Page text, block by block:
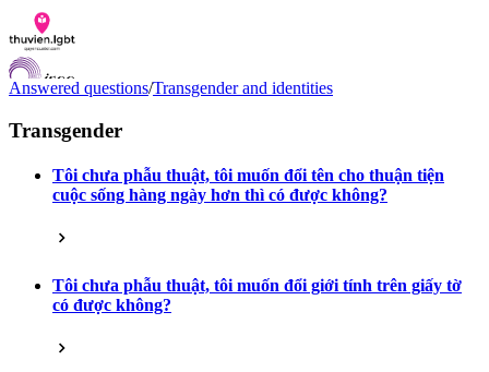
Documents
Q&A
LGBTI Inclusion Index
VI
EN
Answered questions/Transgender and identities
Transgender
Tôi chưa phẫu thuật, tôi muốn đổi tên cho thuận tiện
cuộc sống hàng ngày hơn thì có được không?
Tôi chưa phẫu thuật, tôi muốn đổi giới tính trên giấy tờ
có được không?